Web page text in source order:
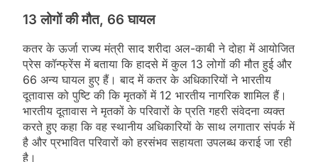
13 लोगों की मौत, 66 घायल
कतर के ऊर्जा राज्य मंत्री साद शरीदा अल-काबी ने दोहा में आयोजित
प्रेस कॉन्फ्रेंस में बताया कि हादसे में कुल 13 लोगों की मौत हुई और
66 अन्य घायल हुए हैं। बाद में कतर के अधिकारियों ने भारतीय
दूतावास को पुष्टि की कि मृतकों में 12 भारतीय नागरिक शामिल हैं।
भारतीय दूतावास ने मृतकों के परिवारों के प्रति गहरी संवेदना व्यक्त
करते हुए कहा कि वह स्थानीय अधिकारियों के साथ लगातार संपर्क में
है और प्रभावित परिवारों को हरसंभव सहायता उपलब्ध कराई जा रही
है।